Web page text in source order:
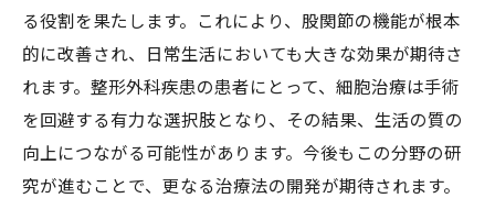
治療法選択の多様化が進む時代
股関節痛治療の未来を見据えて
次世代の治療法が開く新たな扉
最新の整形外科疾患治療法で股関節痛に新たな
希望を
る役割を果たします。これにより、股関節の機能が根本
的に改善され、日常生活においても大きな効果が期待さ
れます。整形外科疾患の患者にとって、細胞治療は手術
を回避する有力な選択肢となり、その結果、生活の質の
向上につながる可能性があります。今後もこの分野の研
究が進むことで、更なる治療法の開発が期待されます。